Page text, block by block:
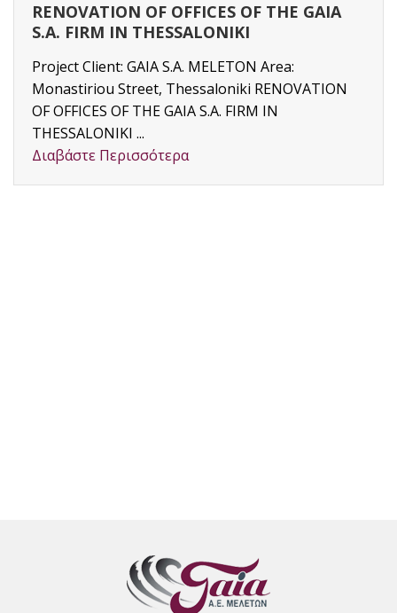
RENOVATION OF OFFICES OF THE GAIA
S.A. FIRM IN THESSALONIKI
Project Client: GAIA S.A. MELETON Area:
Monastiriou Street, Thessaloniki RENOVATION
OF OFFICES OF THE GAIA S.A. FIRM IN
THESSALONIKI ...
Διαβάστε Περισσότερα